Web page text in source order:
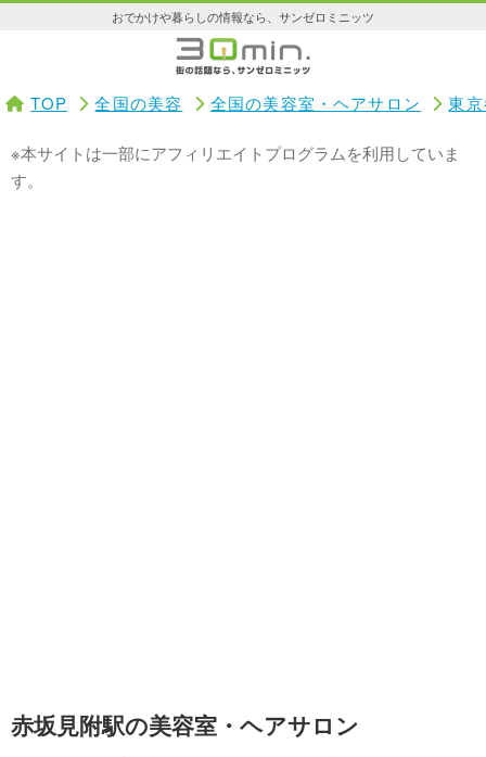
おでかけや暮らしの情報なら、サンゼロミニッツ
TOP 全国の美容 全国の美容室・ヘアサロン 東
※本サイトは一部にアフィリエイトプログラムを利用していま
す。
赤坂見附駅の美容室・ヘアサロン